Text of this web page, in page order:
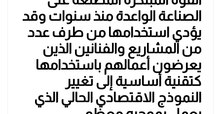
الصناعة الواعدة منذ سنوات وقد
يؤدي استخدامها من طرف عدد
من المشاريع والفنانين الذين
يعرضون أعمالهم باستخدامها
كتقنية أساسية إلى تغيير
النموذج الاقتصادي الحالي الذي